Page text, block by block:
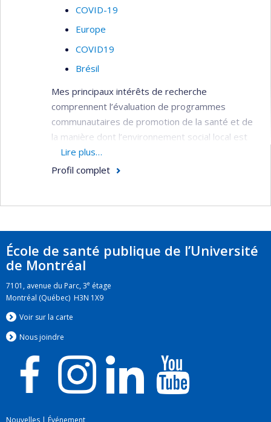
COVID-19
Europe
COVID19
Brésil
Mes principaux intérêts de recherche
comprennent l’évaluation de programmes
communautaires de promotion de la santé et de
la manière dont l’environnement social local est
propice à la santé. Je travaille et ai travaillé au
sein de plusieurs groupes internationaux de
Lire plus…
Profil complet
École de santé publique de l’Université
de Montréal
7101, avenue du Parc, 3e étage
Montréal (Québec) H3N 1X9
Voir sur la carte
Nous joindre
Nouvelles | Événement